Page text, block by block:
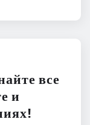
все
и